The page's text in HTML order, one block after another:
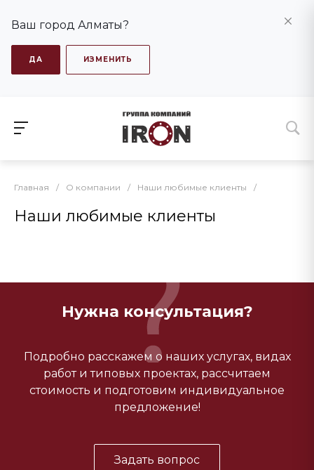
Ваш город Алматы?
ДА ИЗМЕНИТЬ
Главная / О компании / Наши любимые клиенты /
Наши любимые клиенты
Нужна консультация?
Подробно расскажем о наших услугах, видах
работ и типовых проектах, рассчитаем
стоимость и подготовим индивидуальное
предложение!
Задать вопрос